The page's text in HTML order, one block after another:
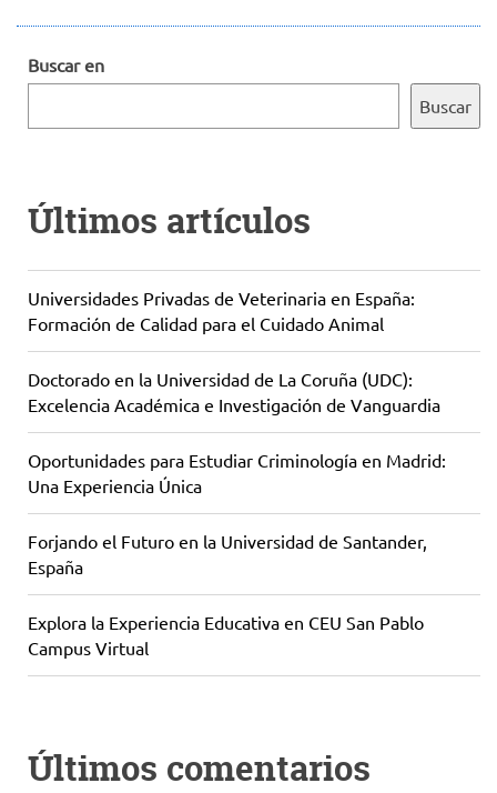
Buscar en
Buscar
Últimos artículos
Universidades Privadas de Veterinaria en España:
Formación de Calidad para el Cuidado Animal
Doctorado en la Universidad de La Coruña (UDC):
Excelencia Académica e Investigación de Vanguardia
Oportunidades para Estudiar Criminología en Madrid:
Una Experiencia Única
Forjando el Futuro en la Universidad de Santander,
España
Explora la Experiencia Educativa en CEU San Pablo
Campus Virtual
Últimos comentarios